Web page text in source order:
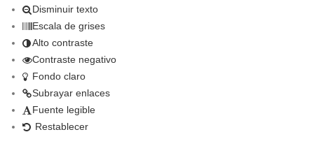
Disminuir texto
Escala de grises
Alto contraste
Contraste negativo
Fondo claro
Subrayar enlaces
Fuente legible
Restablecer